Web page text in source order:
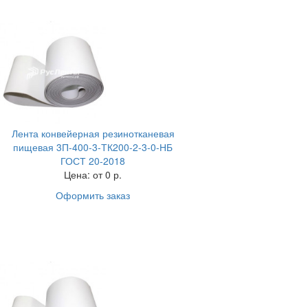
Лента конвейерная резинотканевая
пищевая 3П-400-3-ТК200-2-3-0-НБ
ГОСТ 20-2018
Цена: от 0 р.
Оформить заказ